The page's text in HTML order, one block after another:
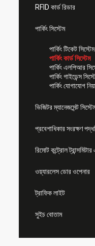
RFID কার্ড রিডার
পার্কিং সিস্টেম
পার্কিং টিকেট সিস্টেম
পার্কিং কার্ড সিস্টেম
পার্কিং এলপিআর
পার্কিং গাইডেন্স
পার্কিং যোগাযোগ
ভিজিটর ম্যানেজমেন্ট
প্রবেশাধিকার সংরক্ষণ
রিমোট কন্ট্রোল
ওয়্যারলেস ডোর ওপেনার
ট্রাফিক লাইট
সুইচ বোতাম